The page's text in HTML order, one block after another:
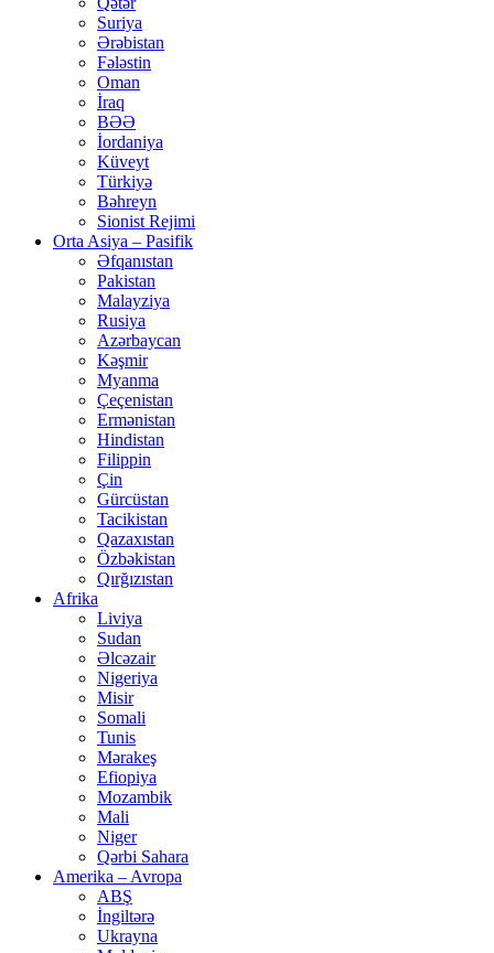
Suriya
Ərəbistan
Fələstin
Oman
İraq
BƏƏ
İordaniya
Küveyt
Türkiyə
Bəhreyn
Sionist Rejimi
Orta Asiya – Pasifik
Əfqanıstan
Pakistan
Malayziya
Rusiya
Azərbaycan
Kəşmir
Myanma
Çeçenistan
Ermənistan
Hindistan
Filippin
Çin
Gürcüstan
Tacikistan
Qazaxıstan
Özbəkistan
Qırğızıstan
Afrika
Liviya
Sudan
Əlcəzair
Nigeriya
Misir
Somali
Tunis
Mərakeş
Efiopiya
Mozambik
Mali
Niger
Qərbi Sahara
Amerika – Avropa
ABŞ
İngiltərə
Ukrayna